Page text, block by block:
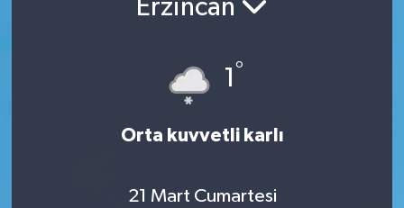
Erzincan
1°
Orta kuvvetli karlı
21 Mart Cumartesi